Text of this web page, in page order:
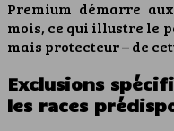
Premium démarre
mois, ce qui illustre le
mais protecteur – de
Exclusions
les races